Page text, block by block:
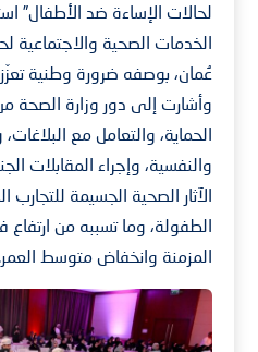
لحالات الإساءة ضد الأطفال”
الخدمات الصحية
عُمان، بوصفه ضرورة وطنية
وأشارت إلى دور وزارة الصحة
الحماية، والتعامل مع
والنفسية، وإجراء المقابلات
الآثار الصحية الجسيمة للتجارب
الطفولة، وما تسببه من
المزمنة وانخفاض متوسط العمر.